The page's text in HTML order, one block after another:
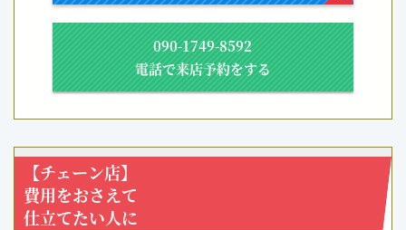
090-1749-8592
電話で来店予約をする
【チェーン店】
費用をおさえて
仕立てたい人に